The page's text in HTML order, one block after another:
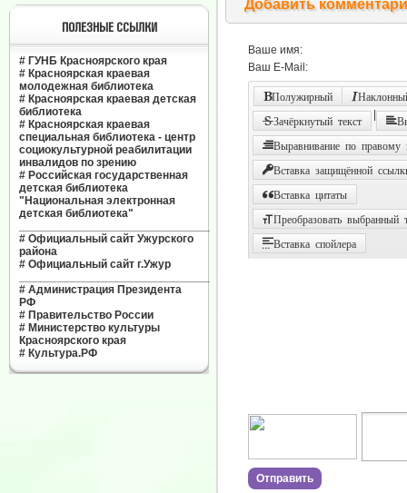
ПОЛЕЗНЫЕ ССЫЛКИ
# ГУНБ Красноярского края
# Красноярская краевая
молодежная библиотека
# Красноярская краевая детская
библиотека
# Красноярская краевая
специальная библиотека - центр
социокультурной реабилитации
инвалидов по зрению
# Российская государственная
детская библиотека
"Национальная электронная
детская библиотека"
# Официальный сайт Ужурского
района
# Официальный сайт г.Ужур
# Администрация Президента
РФ
# Правительство России
# Министерство культуры
Красноярского края
# Культура.РФ
Добавить
Ваше имя:
Ваш E-Mail:
Полужирный
Зачёркнутый текст
Выравнивание по правому
Вставка защищённой
Вставка цитаты
Преобразовать выбранный
Вставка спойлера